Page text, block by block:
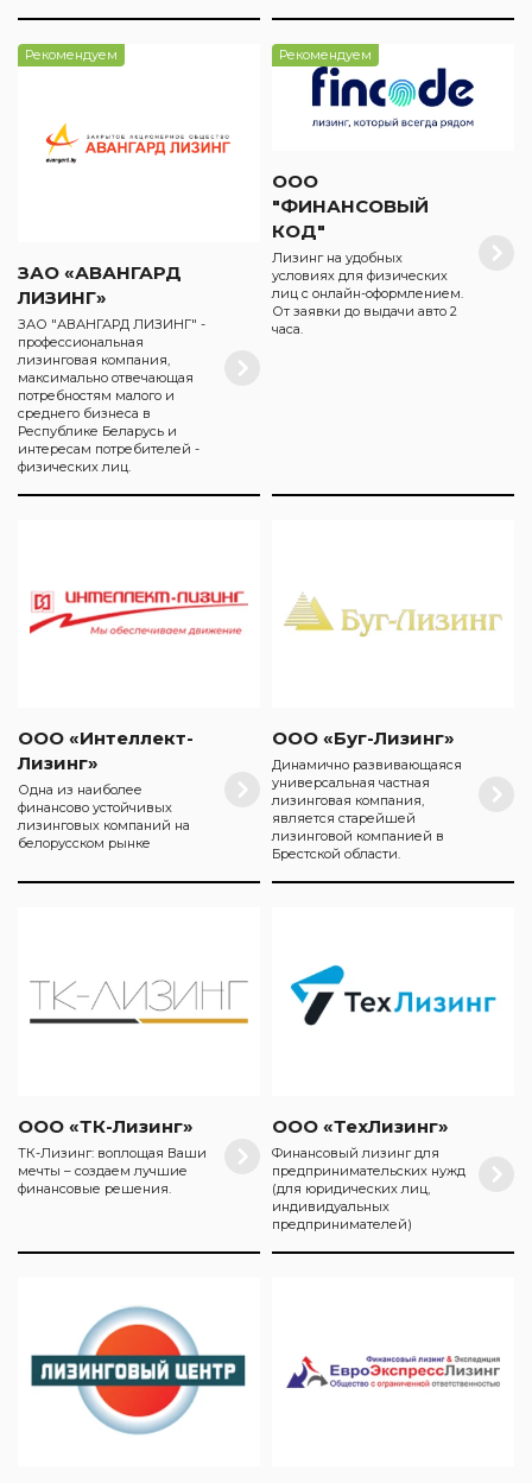
Рекомендуем
ЗАО «АВАНГАРД
ЛИЗИНГ»
ЗАО "АВАНГАРД ЛИЗИНГ" -
профессиональная
лизинговая компания,
максимально отвечающая
потребностям малого и
среднего бизнеса в
Республике Беларусь и
интересам потребителей -
физических лиц.
Рекомендуем
ООО
"ФИНАНСОВЫЙ
КОД"
Лизинг на удобных
условиях для физических
лиц с онлайн-оформлением.
От заявки до выдачи авто 2
часа.
ООО «Интеллект-
Лизинг»
Одна из наиболее
финансово устойчивых
лизинговых компаний на
белорусском рынке
ООО «Буг-Лизинг»
Динамично развивающаяся
универсальная частная
лизинговая компания,
является старейшей
лизинговой компанией в
Брестской области.
ООО «ТК-Лизинг»
ТК-Лизинг: воплощая Ваши
мечты – создаем лучшие
финансовые решения.
ООО «ТехЛизинг»
Финансовый лизинг для
предпринимательских нужд
(для юридических лиц,
индивидуальных
предпринимателей)